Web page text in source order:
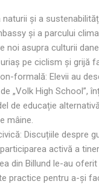
naturii și a
și a parcului
noi asupra culturii
pe ciclism și grijă
formală: Elevii au
„Volk High School”,
de educație
mâine.
Discuțiile despre
activă a
din Billund le-au oferit
practice pentru a-și